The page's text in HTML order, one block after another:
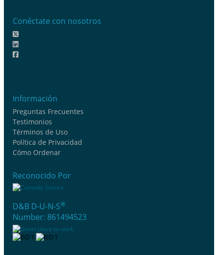
Conéctate con nosotros
Información
Preguntas Frecuentes
Testimonios
Términos de Uso
Política de Privacidad
Cómo Ordenar
Reconocido Por
D&B D-U-N-S®
Number: 861494523